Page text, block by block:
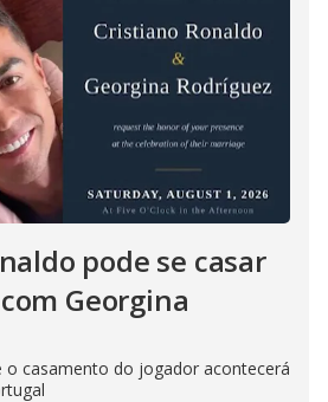
pode se casar
Georgina
o casamento do jogador acontecerá